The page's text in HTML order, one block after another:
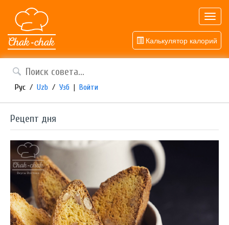
Калькулятор калорий
Рус / Uzb / Узб | Войти
Рецепт дня